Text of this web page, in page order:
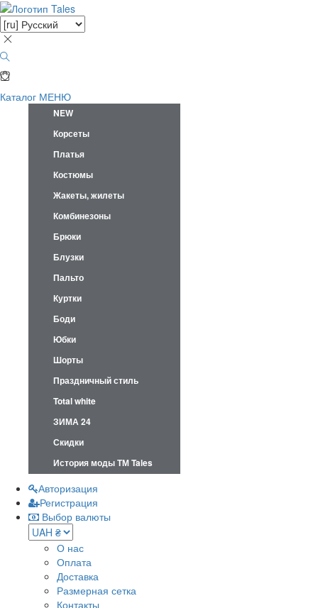
Каталог МЕНЮ
NEW
Корсеты
Платья
Костюмы
Жакеты, жилеты
Комбинезоны
Брюки
Блузки
Пальто
Куртки
Боди
Юбки
Шорты
Праздничный стиль
Total white
ЗИМА 24
Скидки
История моды ТМ Tales
Авторизация
Регистрация
Выбор валюты
О нас
Оплата
Доставка
Размерная сетка
Контакты